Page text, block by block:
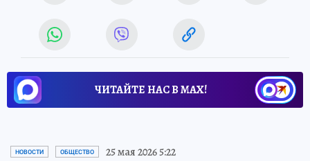
ЧИТАЙТЕ НАС В МАХ!
НОВОСТИ ОБЩЕСТВО 25 мая 2026 5:22